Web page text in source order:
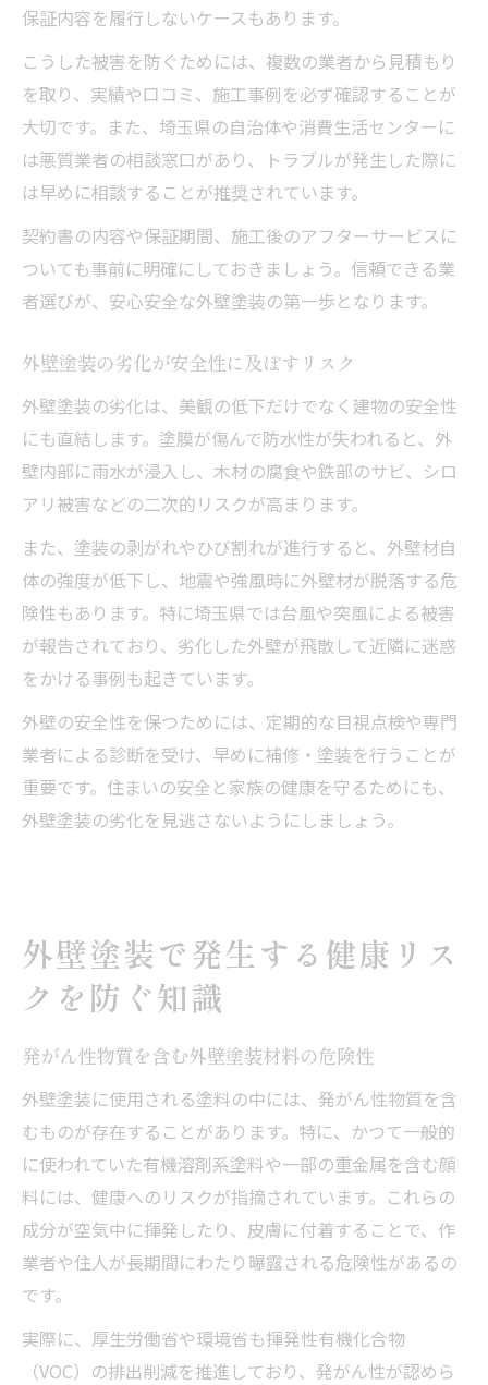
保証内容を履行しないケースもあります。
こうした被害を防ぐためには、複数の業者から見積もり
を取り、実績や口コミ、施工事例を必ず確認することが
大切です。また、埼玉県の自治体や消費生活センターに
は悪質業者の相談窓口があり、トラブルが発生した際に
は早めに相談することが推奨されています。
契約書の内容や保証期間、施工後のアフターサービスに
ついても事前に明確にしておきましょう。信頼できる業
者選びが、安心安全な外壁塗装の第一歩となります。
外壁塗装の劣化が安全性に及ぼすリスク
外壁塗装の劣化は、美観の低下だけでなく建物の安全性
にも直結します。塗膜が傷んで防水性が失われると、外
壁内部に雨水が浸入し、木材の腐食や鉄部のサビ、シロ
アリ被害などの二次的リスクが高まります。
また、塗装の剥がれやひび割れが進行すると、外壁材自
体の強度が低下し、地震や強風時に外壁材が脱落する危
険性もあります。特に埼玉県では台風や突風による被害
が報告されており、劣化した外壁が飛散して近隣に迷惑
をかける事例も起きています。
外壁の安全性を保つためには、定期的な目視点検や専門
業者による診断を受け、早めに補修・塗装を行うことが
重要です。住まいの安全と家族の健康を守るためにも、
外壁塗装の劣化を見逃さないようにしましょう。
外壁塗装で発生する健康リス
クを防ぐ知識
発がん性物質を含む外壁塗装材料の危険性
外壁塗装に使用される塗料の中には、発がん性物質を含
むものが存在することがあります。特に、かつて一般的
に使われていた有機溶剤系塗料や一部の重金属を含む顔
料には、健康へのリスクが指摘されています。これらの
成分が空気中に揮発したり、皮膚に付着することで、作
業者や住人が長期間にわたり曝露される危険性があるの
です。
実際に、厚生労働省や環境省も揮発性有機化合物
（VOC）の排出削減を推進しており、発がん性が認めら